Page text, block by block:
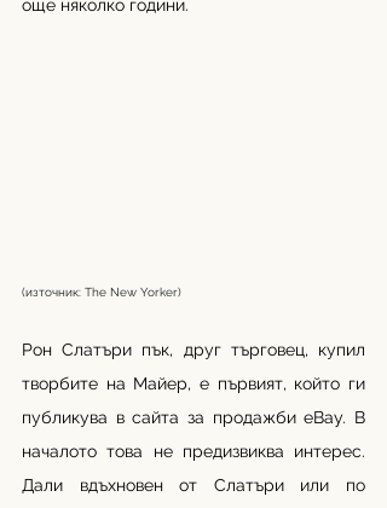
още няколко години.
(източник: The New Yorker)
Рон Слатъри пък, друг търговец, купил
творбите на Майер, е първият, който ги
публикува в сайта за продажби eBay. В
началото това не предизвиква интерес.
Дали вдъхновен от Слатъри или по